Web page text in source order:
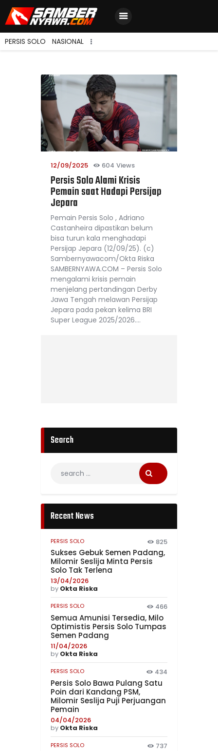
PERSIS SOLO NASIONAL
Berita Terbaru
Jadwal & Hasil
Klasemen
12/09/2025 604 Views
Persis Solo Alami Krisis
Pemain saat Hadapi Persijap
Jepara
Pemain Persis Solo , Adriano
Castanheira dipastikan belum
bisa turun kala menghadapi
Persijap Jepara (12/09/25). (c)
Sambernyawacom/Okta Riska
SAMBERNYAWA.COM – Persis Solo
mengalami krisis pemain
menjelang pertandingan Derby
Jawa Tengah melawan Persijap
Jepara pada pekan kelima BRI
Super League 2025/2026.…
Search
Recent News
PERSIS SOLO 825
Sukses Gebuk Semen Padang,
Milomir Seslija Minta Persis
Solo Tak Terlena
13/04/2026
by Okta Riska
PERSIS SOLO 466
Semua Amunisi Tersedia, Milo
Optimistis Persis Solo Tumpas
Semen Padang
11/04/2026
by Okta Riska
PERSIS SOLO 434
Persis Solo Bawa Pulang Satu
Poin dari Kandang PSM,
Milomir Seslija Puji Perjuangan
Pemain
04/04/2026
by Okta Riska
PERSIS SOLO 737